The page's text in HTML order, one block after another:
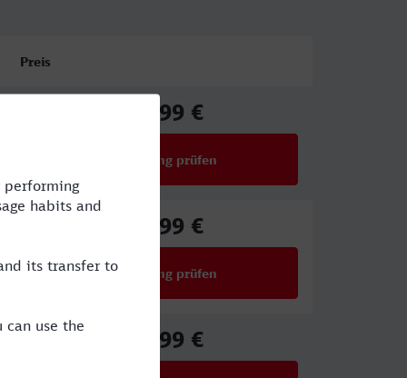
Preis
39,99 €
Verbindung prüfen
87,99 €
Verbindung prüfen
59,99 €